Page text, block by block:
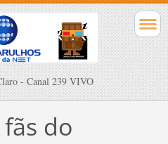
- Canal 239 VIVO
do